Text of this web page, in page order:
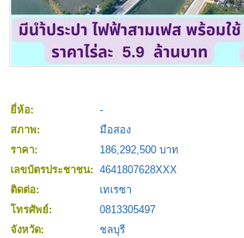
ยี่ห้อ: -
สภาพ:
มือสอง
ราคา:
186,292,500 บาท
เลขบัตรประชาชน: 4641807628XXX
ติดต่อ:
เทเรซา
โทรศัพย์:
0813305497
จังหวัด:
ชลบุรี